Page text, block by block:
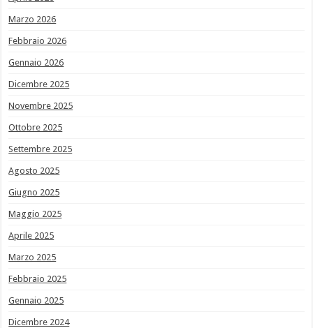
Marzo 2026
Febbraio 2026
Gennaio 2026
Dicembre 2025
Novembre 2025
Ottobre 2025
Settembre 2025
Agosto 2025
Giugno 2025
Maggio 2025
Aprile 2025
Marzo 2025
Febbraio 2025
Gennaio 2025
Dicembre 2024